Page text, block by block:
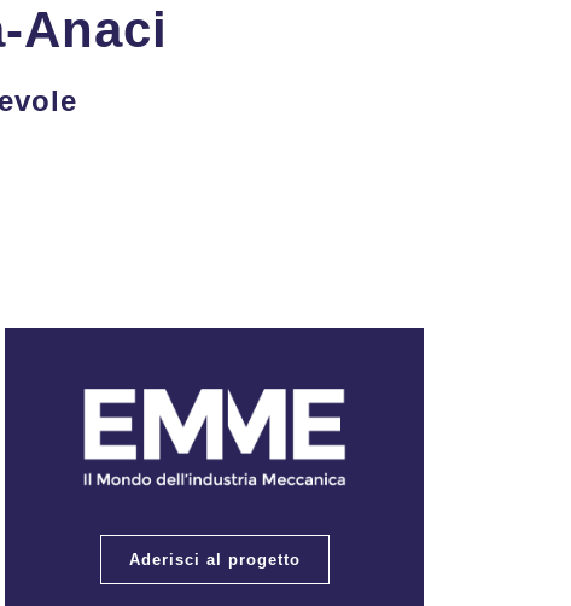
Anaci
Aderisci al progetto